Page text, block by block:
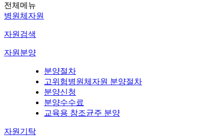
전체메뉴
병원체자원
자원검색
자원분양
분양절차
고위험병원체자원 분양절차
분양신청
분양수수료
교육용 참조균주 분양
자원기탁